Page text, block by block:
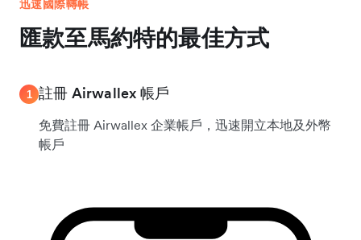
迅速國際轉帳
匯款至馬約特的最佳方式
1 註冊 Airwallex 帳戶
免費註冊 Airwallex 企業帳戶，迅速開立本地及外幣
帳戶